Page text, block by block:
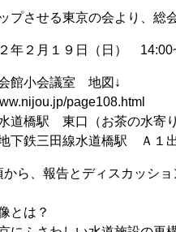
プさせる東京の会より、総
年２月１９日（日）
館小会議室 地図↓
page108.html
東口（お茶の水寄り
線水道橋駅 Ａ１出
ら、報告とディスカッショ
とは？